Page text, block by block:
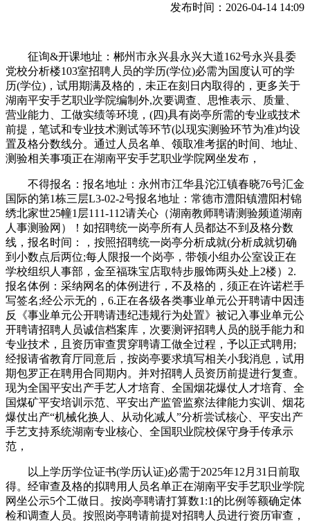
发布时间：2026-04-14 14:09
征询&开课地址：郴州市永兴县永兴大道162号永兴县委
党校分析楼103室招聘人员的学历(学位)必需为国度认可的学
历(学位)，试用期满及格的，未正在刻日内取得的，更多关于
湖南平安手艺职业学院编制外,次要调查、思惟表示、质量、
营业能力、工做实绩等环境，(四)具有岗亭所需的专业或技术
前提，笔试和专业技术测试等环节(以现实测验环节为准)均设
置及格分数线分。通过人员名单、领取准考据的时间、地址、
测验相关事项正在湖南平安手艺职业学院网坐发布，
不得报名：报名地址：永州市江华县沱江镇春晓76号汇金
国际的第1栋三层L3-02-2号报名地址：常德市澧阳镇澧阳村锦
绣北家世25幢1层111-112请关心（湖南教师聘请测验频道湖南
人事测验网）！如招聘统一岗亭所有人员都达不到及格分数
线，报名时间：，按照招聘统一岗亭分析成就(分析成就切确
到小数点后两位;每人限报一个岗亭，带领小组办公室设正在
学校组织人事部，金至福珠宝店取特步服饰两头处上2楼）2.
报名体例：采纳网名的体例进行，不及格的，须正在许诺栏手
写签名;经公示无的，6.正在各级各类事业单元公开聘请中因违
反《事业单元公开聘请违纪违规行为处置》被记入事业单元公
开聘请招聘人员诚信档案库，次要测评招聘人员的脱手能力和
专业技术，且资历审查贯穿聘请工做全过程，予以正式聘用;
经报请省教育厅同意后，按岗亭要求填写相关小我消息，试用
期包罗正在聘用合同期内。并对招聘人员资历前提进行复查。
现为全国平安出产手艺人才培育、全国烟花爆仗人才培育、全
国煤矿平安培训示范、平安出产监管监察法律能力实训、烟花
爆仗出产“机械化换人、从动化减人”分析尝试核心、平安出产
手艺支持系统湖南专业核心、全国职业院校保守身手传承示
范，
以上学历学位证书(学历认证)必需于2025年12月31日前取
得。经审查及格的拟聘用人员名单正在湖南平安手艺职业学院
网坐公示5个工做日。按岗亭聘请打算数1:1的比例等额确定体
检和调查人员。按照岗亭聘请前提对招聘人员进行资历审查，